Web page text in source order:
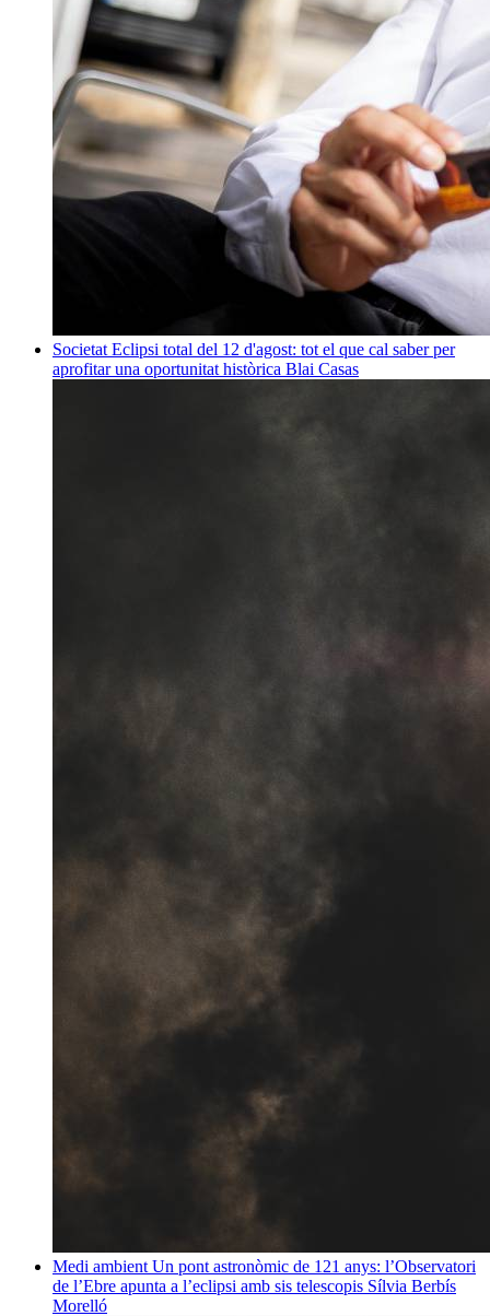
Societat Eclipsi total del 12 d'agost: tot el que cal saber per
aprofitar una oportunitat històrica Blai Casas
Medi ambient Un pont astronòmic de 121 anys: l’Observatori
de l’Ebre apunta a l’eclipsi amb sis telescopis Sílvia Berbís
Morelló